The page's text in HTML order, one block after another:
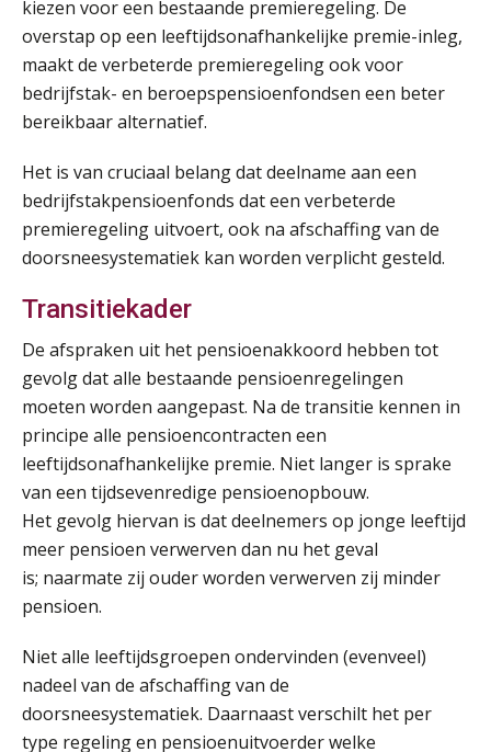
kiezen voor een bestaande premieregeling. De
overstap op een leeftijdsonafhankelijke premie-inleg,
maakt de verbeterde premieregeling ook voor
bedrijfstak- en beroepspensioenfondsen een beter
bereikbaar alternatief.
Het is van cruciaal belang dat deelname aan een
bedrijfstakpensioenfonds dat een verbeterde
premieregeling uitvoert, ook na afschaffing van de
doorsneesystematiek kan worden verplicht gesteld.
Transitiekader
De afspraken uit het pensioenakkoord hebben tot
gevolg dat alle bestaande pensioenregelingen
moeten worden aangepast. Na de transitie kennen in
principe alle pensioencontracten een
leeftijdsonafhankelijke premie. Niet langer is sprake
van een tijdsevenredige pensioenopbouw.
Het gevolg hiervan is dat deelnemers op jonge leeftijd
meer pensioen verwerven dan nu het geval
is; naarmate zij ouder worden verwerven zij minder
pensioen.
Niet alle leeftijdsgroepen ondervinden (evenveel)
nadeel van de afschaffing van de
doorsneesystematiek. Daarnaast verschilt het per
type regeling en pensioenuitvoerder welke
07
AUG
Markus Verbeek Praehep
11
AUG
Practical Diploma in Payroll Administration (PDL®)
Markus Verbeek Praehep
14
HBO Programma Manager Payroll Services & Benefits
17
AUG
Module Arbeidsrecht en Sociale Zekerheid VPS
Markus Verbeek Praehep
20
AUG
Module Loonheffingen PDL
Markus Verbeek Praehep
24
AUG
Module Loonheffingen VPS
Markus Verbeek Praehep
24
25
AUG
MOCuitgevers